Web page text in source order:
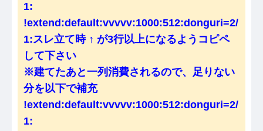
1:
!extend:default:vvvvv:1000:512:donguri=2/
1:スレ立て時 ↑ が3行以上になるようコピペ
して下さい
※建てたあと一列消費されるので、足りない
分を以下で補充
!extend:default:vvvvv:1000:512:donguri=2/
1: